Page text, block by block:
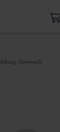
Österreich